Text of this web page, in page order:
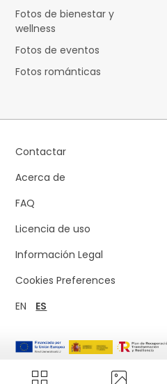
Fotos de bienestar y
wellness
Fotos de eventos
Fotos románticas
Contactar
Acerca de
FAQ
Licencia de uso
Información Legal
Cookies Preferences
EN
ES